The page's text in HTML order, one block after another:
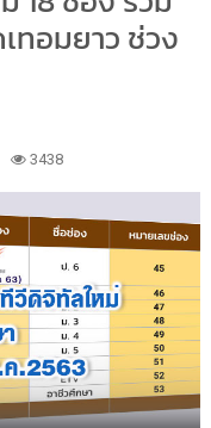
ทอมยาว ช่วง
3438